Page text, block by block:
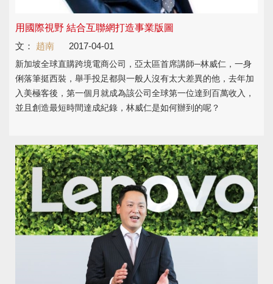
用國際視野 結合互聯網打造事業版圖
文：
趙南 2017-04-01
新加坡全球直購跨境電商公司，亞太區首席講師─林威仁，一身
俐落筆挺西裝，舉手投足都與一般人沒有太大差異的他，去年加
入美極客後，第一個月就成為該公司全球第一位達到百萬收入，
並且創造最短時間達成紀錄，林威仁是如何辦到的呢？